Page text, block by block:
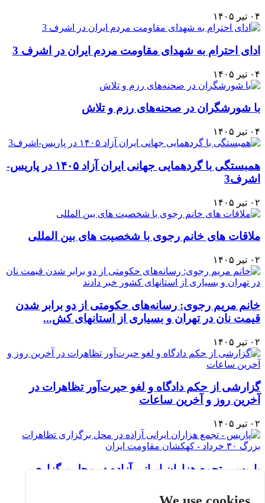
۰۴ تیر ۱۴۰۵
ادای احترام به شهدای مقاومت مردم ایران در اشرف 3
۰۴ تیر ۱۴۰۵
با شورشگران در صحنه‌های رزم و تلاش
۰۴ تیر ۱۴۰۵
همبستگی با گردهمایی جهانی ایران آزاد ۱۴۰۵ در پاریس-
اشرف3
۰۲ تیر ۱۴۰۵
ملاقات های خانم رجوی با شخصیت های بین المللی
۰۲ تیر ۱۴۰۵
خانم مریم رجوی: رسانه‌های حکومتی از دو برابر شدن
قیمت نان در تهران و بسیاری از استانهای کش...
۰۲ تیر ۱۴۰۵
گزارشی از حکم دادگاه و لغو حیرت‌آور تظاهرات در
آخرین روز و آخرین ساعات
۰۲ تیر ۱۴۰۵
پاریس - تجمع هزاران ایرانی آزاده در محل برگزاری